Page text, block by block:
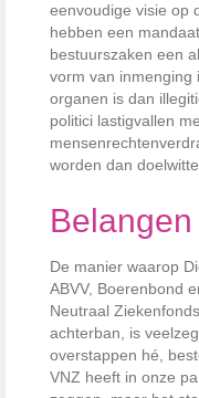
eenvoudige visie op
hebben een
bestuurszaken een
vorm van inmenging
organen is dan
politici lastigvallen
worden dan
De manier waarop
ABVV, Boerenbond
Neutraal
achterban, is
overstappen hé,
VNZ heeft in onze